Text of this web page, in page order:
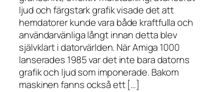
ljud och färgstark grafik visade det att
hemdatorer kunde vara både kraftfulla och
användarvänliga långt innan detta blev
självklart i datorvärlden. När Amiga 1000
lanserades 1985 var det inte bara datorns
grafik och ljud som imponerade. Bakom
maskinen fanns också ett […]